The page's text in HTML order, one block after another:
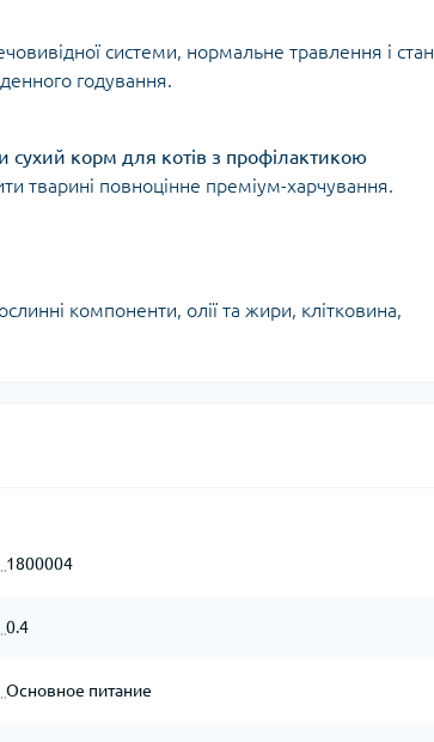
системи, нормальне травлення і стан
годування.
сухий корм для котів з профілактикою
тварині повноцінне преміум-харчування.
компоненти, олії та жири, клітковина,
1800004
0.4
Основное питание